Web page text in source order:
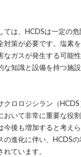
ては、HCDSは一定の
対策が必要です。塩素
なガスが発生する可能
な知識と設備を持つ施
クロロジシラン（
おいて非常に重要な役
今後も増加すると考え
の進化に伴い、HCDS
ています。